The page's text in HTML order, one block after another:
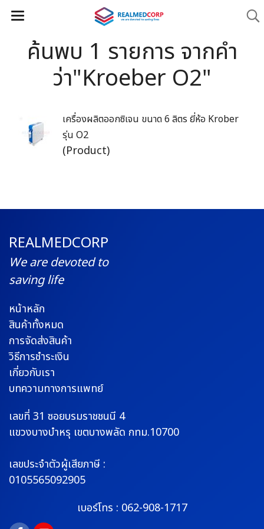
ค้นพบ 1 รายการ จากคำ
ว่า"Kroeber O2"
เครื่องผลิตออกซิเจน ขนาด 6 ลิตร ยี่ห้อ Krober
รุ่น O2
(Product)
REALMEDCORP
We are devoted to
saving life
หน้าหลัก
สินค้าทั้งหมด
การจัดส่งสินค้า
วิธีการชำระเงิน
เกี่ยวกับเรา
บทความทางการแพทย์
เลขที่ 31 ซอยบรมราชชนนี 4
แขวงบางบำหรุ เขตบางพลัด กทม.10700
เลขประจำตัวผู้เสียภาษี :
0105565092905
เบอร์โทร : 062-908-1717